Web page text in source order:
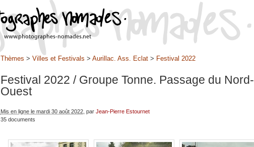
Thèmes > Villes et Festivals > Aurillac. Ass. Eclat> Festival 2022
Festival 2022 / Groupe Tonne. Passage du Nord-
Ouest
Mis en ligne le mardi 30 août 2022, par Jean-Pierre Estournet
35 documents